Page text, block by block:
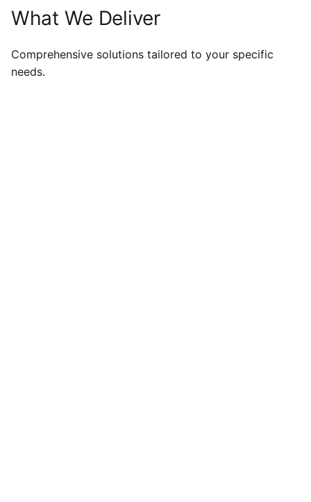
What We Deliver
Comprehensive solutions tailored to your specific
needs.